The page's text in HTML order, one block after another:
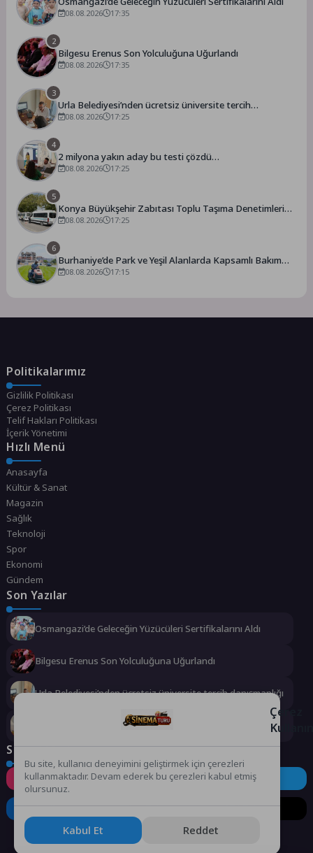
08.08.2026 17:35
2
Bilgesu Erenus Son Yolculuğuna Uğurlandı
08.08.2026 17:35
3
Urla Belediyesi’nden ücretsiz üniversite tercih
danışmanlığı
08.08.2026 17:25
4
2 milyona yakın aday bu testi çözdü…
08.08.2026 17:25
5
Konya Büyükşehir Zabıtası Toplu Taşıma Denetimlerini
Sürdürüyor
08.08.2026 17:25
6
Burhaniye’de Park ve Yeşil Alanlarda Kapsamlı Bakım
Çalışmaları Sürüyor
08.08.2026 17:15
Politikalarımız
Gizlilik Politikası
Çerez Politikası
Telif Hakları Politikası
İçerik Yönetimi
Hızlı Menü
Anasayfa
Kültür & Sanat
Magazin
Sağlık
Teknoloji
Spor
Ekonomi
Gündem
Son Yazılar
Osmangazi’de Geleceğin Yüzücüleri Sertifikalarını Aldı
Bilgesu Erenus Son Yolculuğuna Uğurlandı
Urla Belediyesi’nden ücretsiz üniversite tercih danışmanlığı
2 milyona yakın aday bu testi çözdü…
Sosyal Medya
Instagram Facebook Twitter
LinkedIn YouTube TikTok
Çerez
Bu site, kullanıcı deneyimini geliştirmek için çerezleri
kullanmaktadır. Devam ederek bu çerezleri kabul etmiş
olursunuz.
Kabul Et Reddet